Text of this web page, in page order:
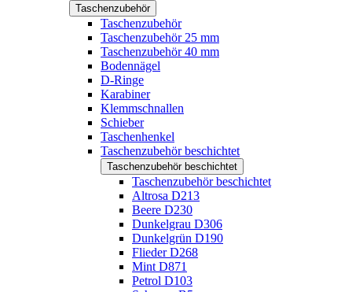
Taschenzubehör
Taschenzubehör
Taschenzubehör 25 mm
Taschenzubehör 40 mm
Bodennägel
D-Ringe
Karabiner
Klemmschnallen
Schieber
Taschenhenkel
Taschenzubehör beschichtet
Taschenzubehör beschichtet
Taschenzubehör beschichtet
Altrosa D213
Beere D230
Dunkelgrau D306
Dunkelgrün D190
Flieder D268
Mint D871
Petrol D103